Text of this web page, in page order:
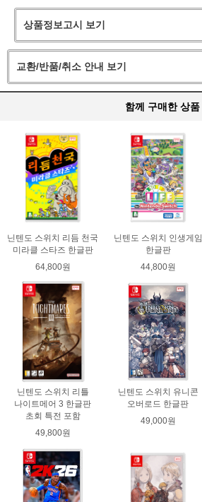
상품정보고시 보기
교환/반품/취소 안내 보기
함께 구매한 상품
닌텐도 스위치 리듬 천국
미라클 스타즈 한글판
64,800원
닌텐도 스위치 인생게임
한글판
44,800원
닌텐도 스위치 리틀
나이트메어 3 한글판
초회 특전 포함
49,800원
닌텐도 스위치 유니콘
오버로드 한글판
49,000원